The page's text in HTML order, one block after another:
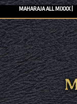
MAHARAJA ALL